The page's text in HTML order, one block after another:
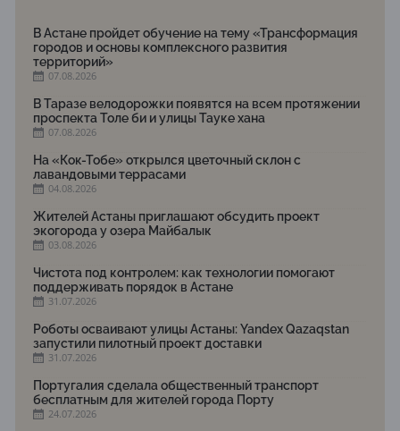
В Астане пройдет обучение на тему «Трансформация
городов и основы комплексного развития
территорий»
07.08.2026
В Таразе велодорожки появятся на всем протяжении
проспекта Толе би и улицы Тауке хана
07.08.2026
На «Кок-Тобе» открылся цветочный склон с
лавандовыми террасами
04.08.2026
Жителей Астаны приглашают обсудить проект
экогорода у озера Майбалык
03.08.2026
Чистота под контролем: как технологии помогают
поддерживать порядок в Астане
31.07.2026
Роботы осваивают улицы Астаны: Yandex Qazaqstan
запустили пилотный проект доставки
31.07.2026
Португалия сделала общественный транспорт
бесплатным для жителей города Порту
24.07.2026